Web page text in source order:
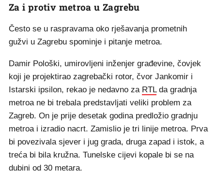
Za i protiv metroa u Zagrebu
Često se u raspravama oko rješavanja prometnih
gužvi u Zagrebu spominje i pitanje metroa.
Damir Pološki, umirovljeni inženjer građevine, čovjek
koji je projektirao zagrebački rotor, čvor Jankomir i
Istarski ipsilon, rekao je nedavno za RTLda gradnja
metroa ne bi trebala predstavljati veliki problem za
Zagreb. On je prije desetak godina predložio gradnju
metroa i izradio nacrt. Zamislio je tri linije metroa. Prva
bi povezivala sjever i jug grada, druga zapad i istok, a
treća bi bila kružna. Tunelske cijevi kopale bi se na
dubini od 30 metara.